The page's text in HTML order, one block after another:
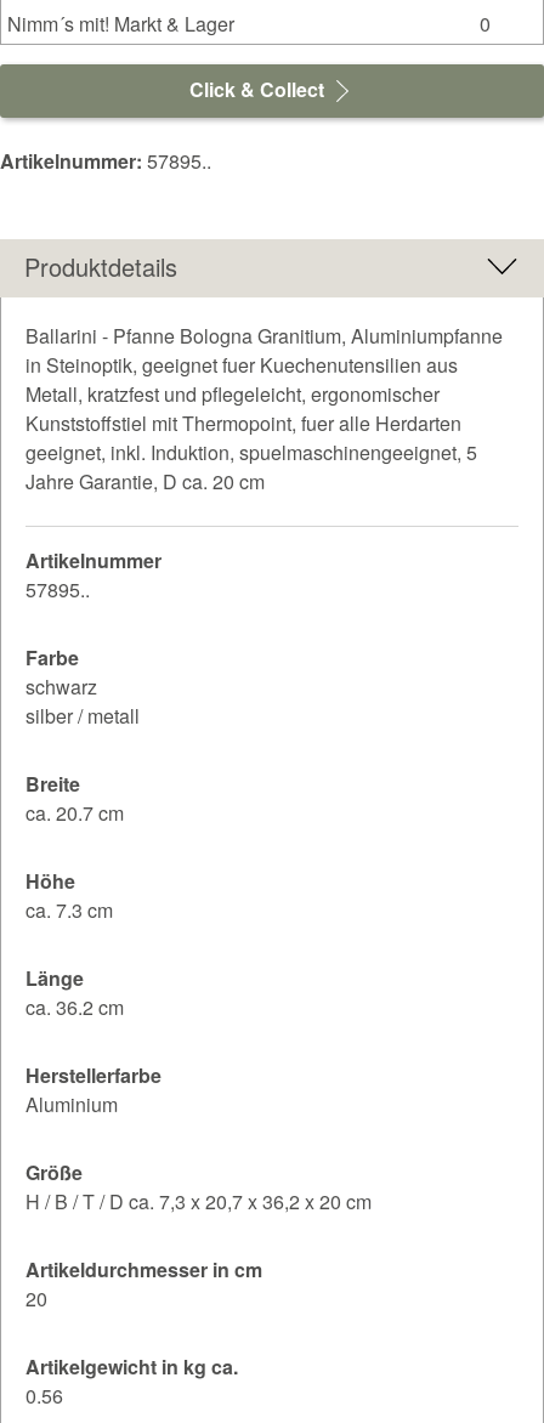
Nimm´s mit! Markt & Lager
0
Click & Collect
Artikelnummer: 57895..
Produktdetails
Ballarini - Pfanne Bologna Granitium, Aluminiumpfanne
in Steinoptik, geeignet fuer Kuechenutensilien aus
Metall, kratzfest und pflegeleicht, ergonomischer
Kunststoffstiel mit Thermopoint, fuer alle Herdarten
geeignet, inkl. Induktion, spuelmaschinengeeignet, 5
Jahre Garantie, D ca. 20 cm
Artikelnummer
57895..
Farbe
schwarz
silber / metall
Breite
ca. 20.7 cm
Höhe
ca. 7.3 cm
Länge
ca. 36.2 cm
Herstellerfarbe
Aluminium
Größe
H / B / T / D ca. 7,3 x 20,7 x 36,2 x 20 cm
Artikeldurchmesser in cm
20
Artikelgewicht in kg ca.
0.56